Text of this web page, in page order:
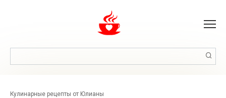
Кулинарные рецепты от Юлианы